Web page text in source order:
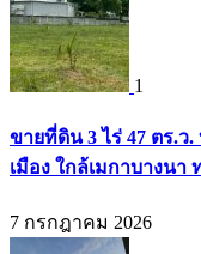
1
ขายที่ดิน 3 ไร่ 47 ตร.ว
เมือง ใกล้เมกาบางนา
7 กรกฎาคม 2026